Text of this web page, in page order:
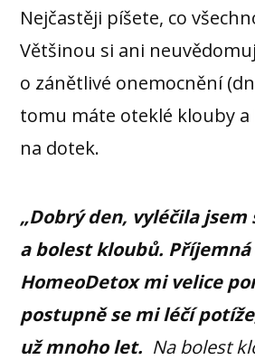
Nejčastěji píšete, co
Většinou si ani
o zánětlivé onemocnění
tomu máte oteklé klouby a
na dotek.
„Dobrý den, vyléčila jsem
a bolest kloubů.
HomeoDetox mi velice
postupně se mi léčí
už mnoho let. Na bolest